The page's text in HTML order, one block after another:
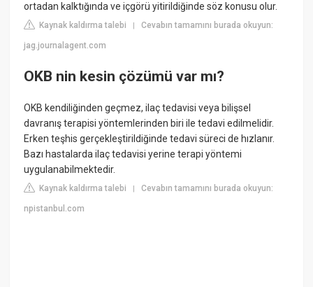
ortadan kalktığında ve içgörü yitirildiğinde söz konusu olur.
Kaynak kaldırma talebi |Cevabın tamamını burada okuyun:
jag.journalagent.com
OKB nin kesin çözümü var mı?
OKB kendiliğinden geçmez, ilaç tedavisi veya bilişsel
davranış terapisi yöntemlerinden biri ile tedavi edilmelidir.
Erken teşhis gerçekleştirildiğinde tedavi süreci de hızlanır.
Bazı hastalarda ilaç tedavisi yerine terapi yöntemi
uygulanabilmektedir.
Kaynak kaldırma talebi |Cevabın tamamını burada okuyun:
npistanbul.com